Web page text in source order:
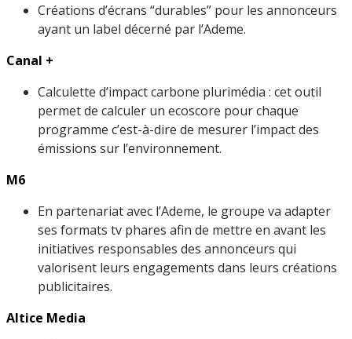
Créations d’écrans “durables” pour les annonceurs
ayant un label décerné par l’Ademe.
Canal +
Calculette d’impact carbone plurimédia : cet outil
permet de calculer un ecoscore pour chaque
programme c’est-à-dire de mesurer l’impact des
émissions sur l’environnement.
M6
En partenariat avec l’Ademe, le groupe va adapter
ses formats tv phares afin de mettre en avant les
initiatives responsables des annonceurs qui
valorisent leurs engagements dans leurs créations
publicitaires.
Altice Media